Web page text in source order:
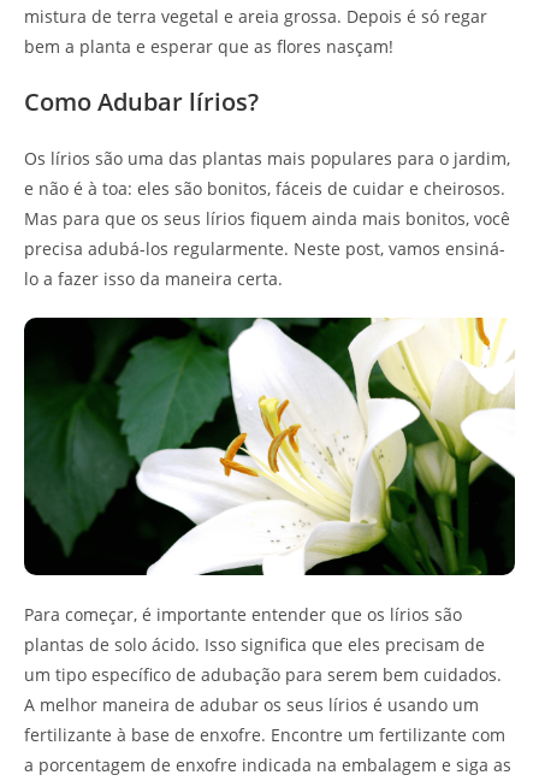
mistura de terra vegetal e areia grossa. Depois é só regar
bem a planta e esperar que as flores nasçam!
Como Adubar lírios?
Os lírios são uma das plantas mais populares para o jardim,
e não é à toa: eles são bonitos, fáceis de cuidar e cheirosos.
Mas para que os seus lírios fiquem ainda mais bonitos, você
precisa adubá-los regularmente. Neste post, vamos ensiná-
lo a fazer isso da maneira certa.
Para começar, é importante entender que os lírios são
plantas de solo ácido. Isso significa que eles precisam de
um tipo específico de adubação para serem bem cuidados.
A melhor maneira de adubar os seus lírios é usando um
fertilizante à base de enxofre. Encontre um fertilizante com
a porcentagem de enxofre indicada na embalagem e siga as